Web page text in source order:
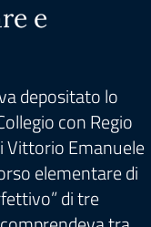
e
depositato lo
con Regio
Vittorio Emanuele
elementare di
di tre